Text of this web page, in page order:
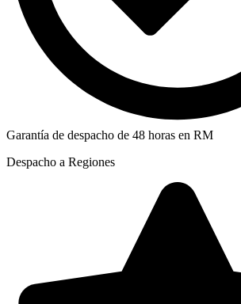
Garantía de despacho de 48 horas en RM
Despacho a Regiones